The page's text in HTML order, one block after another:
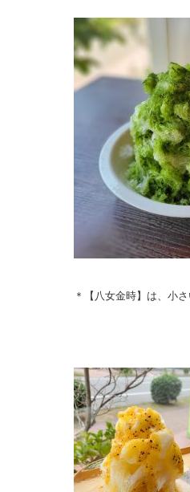
＊【八女金時】は、小